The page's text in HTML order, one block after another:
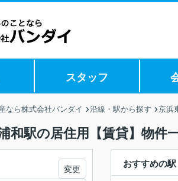
スタッフ
なら株式会社バンダイ 沿線・駅から探す 京浜
和駅の居住用【賃貸】物件
おすすめの駅
変更